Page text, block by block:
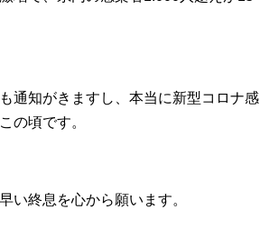
通知がきますし、本当に新型コロナ感
の頃です。
い終息を心から願います。